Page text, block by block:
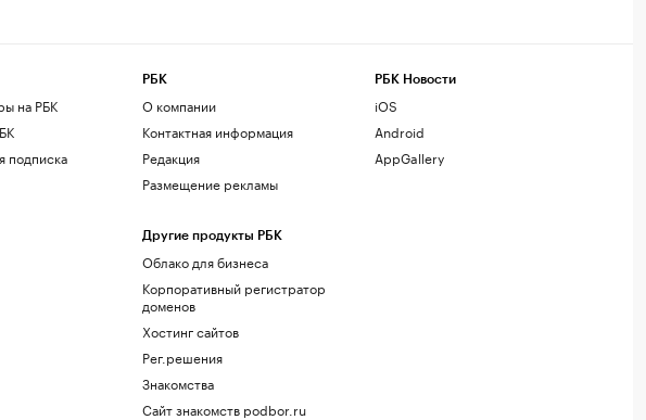
на РБК
подписка
РБК
О компании
Контактная информация
Редакция
Размещение рекламы
Другие продукты РБК
Облако для бизнеса
Корпоративный регистратор
доменов
Хостинг сайтов
Рег.решения
Знакомства
Сайт знакомств podbor.ru
РБК Новости
iOS
Android
AppGallery